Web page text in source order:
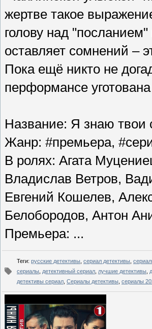
жертве такое
голову над
оставляет сомнений –
Пока ещё никто не
перформансе
Название: Я знаю твои
Жанр: #премьера,
В ролях: Агата
Владислав Ветров,
Евгений Кошелев,
Белобородов, Антон
Премьера: ...
Теги: русские детективы сериал детективы
сериалы детективный сериал лучшие детективы
детективы сериал Сериалы детективы сериалы